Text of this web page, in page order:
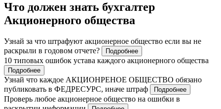
Что должен знать бухгалтер
Акционерного общества
Узнай за что штрафуют акционерное общество если вы не
раскрыли в годовом отчете?
Подробнее
10 типовых ошибок устава каждого акционерного общества
Подробнее
Узнай что каждое АКЦИОНРЕНОЕ ОБЩЕСТВО обязано
публиковать в ФЕДРЕСУРС, иначе штраф
Подробнее
Проверь любое акционерное общество на ошибки в